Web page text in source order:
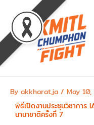
content
By akkharat.ja / May
พิธีเปิดงานประชุมวิชาการ
นานาชาติครั้งที่ 7